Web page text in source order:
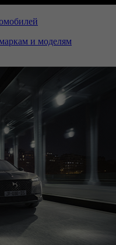
и моделям